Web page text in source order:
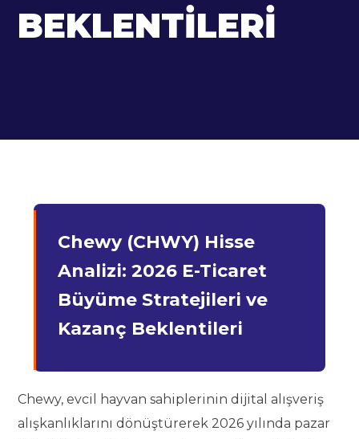
BEKLENTILERI
Chewy (CHWY) Hisse
Analizi: 2026 E-Ticaret
Büyüme Stratejileri ve
Kazanç Beklentileri
Chewy, evcil hayvan sahiplerinin dijital alışveriş
alışkanlıklarını dönüştürerek 2026 yılında pazar